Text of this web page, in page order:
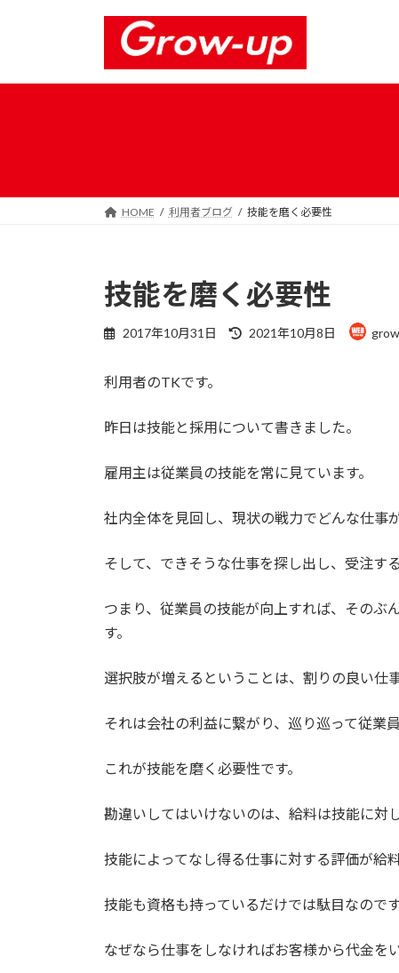
プ
動
HOME 利用者ブログ 技能を磨く必要性
技能を磨く必要性
2017年10月31日
最
:
2021年10月8日
利用者のTKです。
昨日は技能と採用について書きました。
雇用主は従業員の技能を常に見ています。
社内全体を見回し、現状の戦力でどんな仕事
そして、できそうな仕事を探し出し、受注する
つまり、従業員の技能が向上すれば、そのぶ
す。
選択肢が増えるということは、割りの良い仕
それは会社の利益に繋がり、巡り巡って従業
これが技能を磨く必要性です。
勘違いしてはいけないのは、給料は技能に対
技能によってなし得る仕事に対する評価が給
技能も資格も持っているだけでは駄目なのです
なぜなら仕事をしなければお客様から代金を